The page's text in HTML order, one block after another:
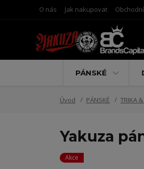
O nás Jak nakupovat
PÁNSKÉ
Úvod PÁNSKÉ TRIKA
Yakuza
Akce